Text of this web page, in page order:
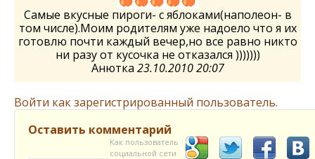
Самые вкусные пироги- с яблоками(наполеон- в
том числе).Моим родителям уже надоело что я их
готовлю почти каждый вечер,но все равно никто
ни разу от кусочка не отказался )))))))
Анютка 23.10.2010 20:07
Войти как зарегистрированный пользователь.
Оставить комментарий
Как пользователь
социальной сети